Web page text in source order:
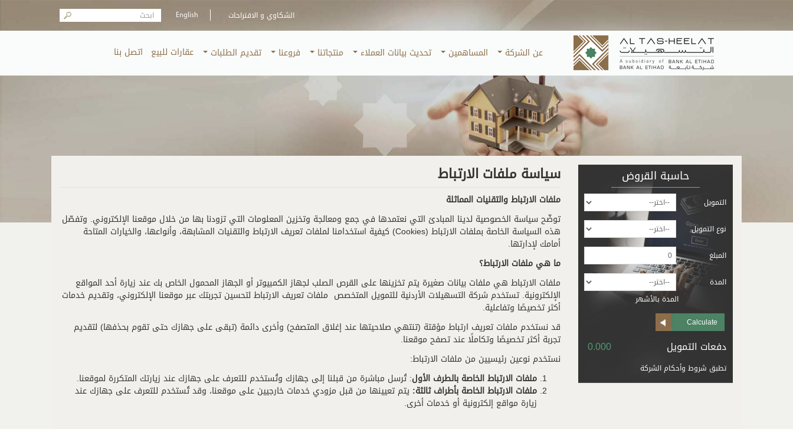
Search form English الشكاوي و الاقتراحات
عن الشركة المساهمين تحديث بيانات العملاء منتجاتنا فروعنا تقديم الطلبات عقارات للبيع اتصل بنا
حاسبة القروض
التمويل
نوع التمويل
المبلغ
المدة
المدة بالأشهر
Description
دفعات التمويل 0.000
تطبق شروط وأحكام الشركة
سياسة ملفات الارتباط
ملفات الارتباط والتقنيات المماثلة
توضّح سياسة الخصوصية لدينا المبادئ التي نعتمدها في جمع ومعالجة وتخزين المعلومات التي تزودنا بها من خلال موقعنا الإلكتروني. وتفصّل
هذه السياسة الخاصة بملفات الارتباط (Cookies) كيفية استخدامنا لملفات تعريف الارتباط والتقنيات المشابهة، وأنواعها، والخيارات المتاحة
أمامك لإدارتها.
ما هي ملفات الارتباط؟
ملفات الارتباط هي ملفات بيانات صغيرة يتم تخزينها على القرص الصلب لجهاز الكمبيوتر أو الجهاز المحمول الخاص بك عند زيارة أحد المواقع
الإلكترونية. تستخدم شركة التسهيلات الأردنية للتمويل المتخصص ملفات تعريف الارتباط لتحسين تجربتك عبر موقعنا الإلكتروني، وتقديم خدمات
أكثر تخصيصًا وتفاعلية.
قد نستخدم ملفات تعريف ارتباط مؤقتة (تنتهي صلاحيتها عند إغلاق المتصفح) وأخرى دائمة (تبقى على جهازك حتى تقوم بحذفها) لتقديم
تجربة أكثر تخصيصًا وتكاملًا عند تصفح موقعنا.
نستخدم نوعين رئيسيين من ملفات الارتباط:
ملفات الارتباط الخاصة بالطرف الأول: تُرسل مباشرة من قبلنا إلى جهازك وتُستخدم للتعرف على جهازك عند زيارتك المتكررة لموقعنا.
ملفات الارتباط الخاصة بأطراف ثالثة: يتم تعيينها من قبل مزودي خدمات خارجيين على موقعنا، وقد تُستخدم للتعرف على جهازك عند
زيارة مواقع إلكترونية أو خدمات أخرى.